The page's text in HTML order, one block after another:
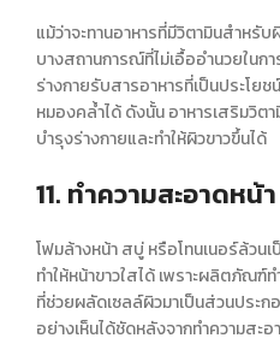
แม้ว่าจะทานอาหารที่มีวิตามินสำหรั
บางสถานการณ์ที่ไม่เอื้ออำนวยในก
ร่างกายรับสารอาหารที่เป็นประโย
หมองคล้ำได้ ดังนั้น อาหารเสริมวิต
บำรุงร่างกายและทำให้ผิวขาวขึ้นได้
11. ทำความสะอาดหน้า
โฟมล้างหน้า สบู่ หรือโทนเนอร์ล้ว
ทำให้หน้าขาวใสได้ เพราะผลิตภัณฑ์
ที่ช่วยผลัดเซลล์ผิวมาเป็นส่วนประก
อย่างเห็นได้ชัดหลังจากทำความสะอ